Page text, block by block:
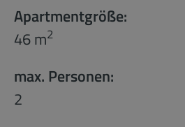
Apartmentgröße:
46 m2
max. Personen:
2